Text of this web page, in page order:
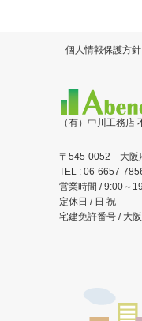
個人情報保護方針
（有）中川工務店
〒545-0052 大阪
TEL : 06-6657-
営業時間 / 9:00～
定休日 / 日 祝
宅建免許番号 / 大